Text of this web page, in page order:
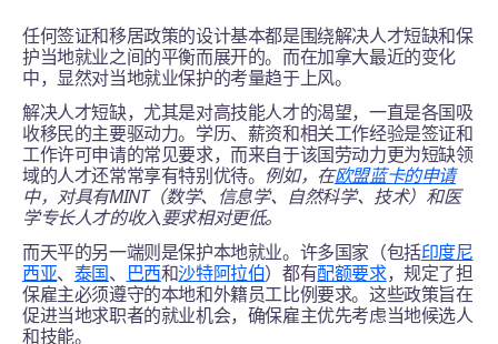
任何签证和移居政策的设计基本都是围绕解决人才短缺和保
护当地就业之间的平衡而展开的。而在加拿大最近的变化
中，显然对当地就业保护的考量趋于上风。
解决人才短缺，尤其是对高技能人才的渴望，一直是各国吸
收移民的主要驱动力。学历、薪资和相关工作经验是签证和
工作许可申请的常见要求，而来自于该国劳动力更为短缺领
域的人才还常常享有特别优待。 例如，在欧盟蓝卡的申请
中，对具有MINT（数学、信息学、自然科学、技术）和医
学专长人才的收入要求相对更低。
而天平的另一端则是保护本地就业。许多国家（包括印度尼
西亚、 泰国、 巴西和沙特阿拉伯）都有配额要求，规定了担
保雇主必须遵守的本地和外籍员工比例要求。这些政策旨在
促进当地求职者的就业机会，确保雇主优先考虑当地候选人
和技能。